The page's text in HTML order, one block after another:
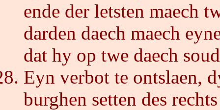
ende der letsten maech
darden daech maech
dat hy op twe daech
Eyn verbot te ontslaen,
burghen setten des